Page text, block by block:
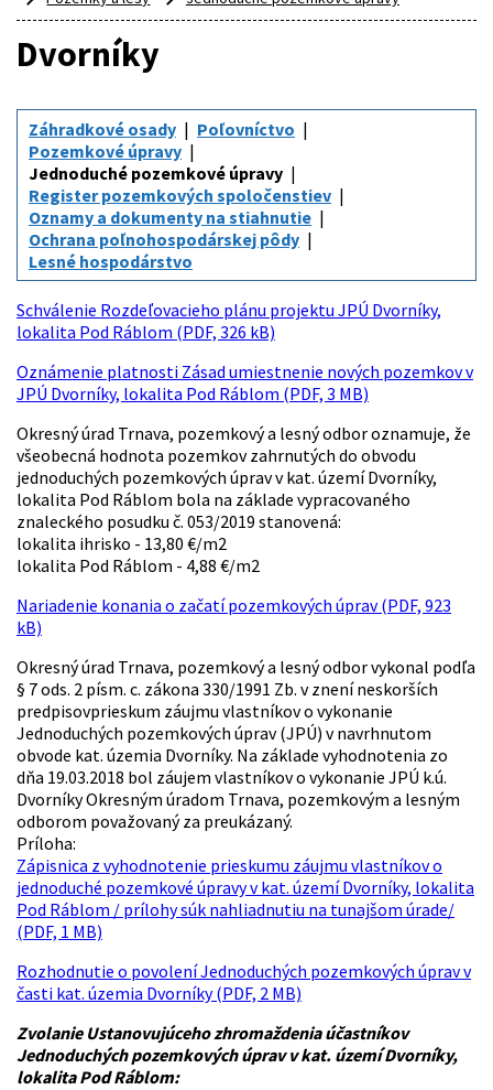
Dvorníky
Záhradkové osady
Poľovníctvo
Pozemkové úpravy
Jednoduché pozemkové úpravy
Register pozemkových spoločenstiev
Oznamy a dokumenty na stiahnutie
Ochrana poľnohospodárskej pôdy
Lesné hospodárstvo
Schválenie Rozdeľovacieho plánu projektu JPÚ Dvorníky,
lokalita Pod Ráblom (PDF, 326 kB)
Oznámenie platnosti Zásad umiestnenie nových pozemkov v
JPÚ Dvorníky, lokalita Pod Ráblom (PDF, 3 MB)
Okresný úrad Trnava, pozemkový a lesný odbor oznamuje, že
všeobecná hodnota pozemkov zahrnutých do obvodu
jednoduchých pozemkových úprav v kat. území Dvorníky,
lokalita Pod Ráblom bola na základe vypracovaného
znaleckého posudku č. 053/2019 stanovená:
lokalita ihrisko - 13,80 €/m2
lokalita Pod Ráblom - 4,88 €/m2
Nariadenie konania o začatí pozemkových úprav (PDF, 923
kB)
Okresný úrad Trnava, pozemkový a lesný odbor vykonal podľa
§ 7 ods. 2 písm. c. zákona 330/1991 Zb. v znení neskorších
predpisovprieskum záujmu vlastníkov o vykonanie
Jednoduchých pozemkových úprav (JPÚ) v navrhnutom
obvode kat. územia Dvorníky. Na základe vyhodnotenia zo
dňa 19.03.2018 bol záujem vlastníkov o vykonanie JPÚ k.ú.
Dvorníky Okresným úradom Trnava, pozemkovým a lesným
odborom považovaný za preukázaný.
Príloha:
Zápisnica z vyhodnotenie prieskumu záujmu vlastníkov o
jednoduché pozemkové úpravy v kat. území Dvorníky, lokalita
Pod Ráblom / prílohy súk nahliadnutiu na tunajšom úrade/
(PDF, 1 MB)
Rozhodnutie o povolení Jednoduchých pozemkových úprav v
časti kat. územia Dvorníky (PDF, 2 MB)
Zvolanie Ustanovujúceho zhromaždenia účastníkov
Jednoduchých pozemkových úprav v kat. území Dvorníky,
lokalita Pod Ráblom: